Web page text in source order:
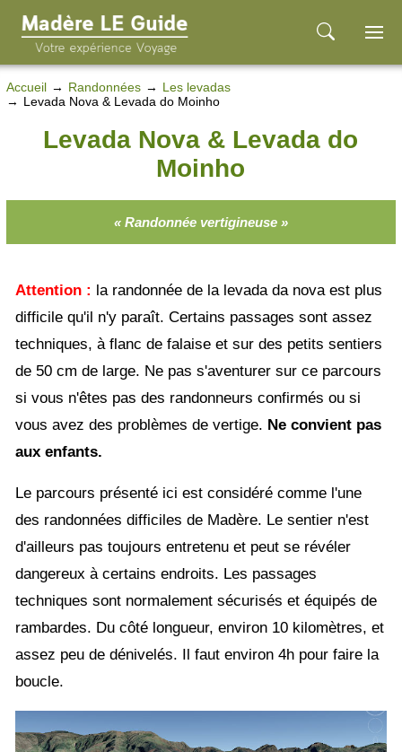
Accueil Randonnées
Les levadas
Levada Nova & Levada do Moinho
Levada Nova & Levada do
Moinho
« Randonnée vertigineuse »
Attention : la randonnée de la levada da nova est plus
difficile qu'il n'y paraît. Certains passages sont assez
techniques, à flanc de falaise et sur des petits sentiers
de 50 cm de large. Ne pas s'aventurer sur ce parcours
si vous n'êtes pas des randonneurs confirmés ou si
vous avez des problèmes de vertige. Ne convient pas
aux enfants.
Le parcours présenté ici est considéré comme l'une
des randonnées difficiles de Madère. Le sentier n'est
d'ailleurs pas toujours entretenu et peut se révéler
dangereux à certains endroits. Les passages
techniques sont normalement sécurisés et équipés de
rambardes. Du côté longueur, environ 10 kilomètres, et
assez peu de dénivelés. Il faut environ 4h pour faire la
boucle.